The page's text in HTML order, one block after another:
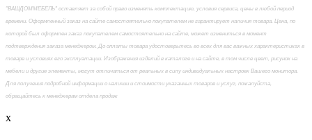
"ВАШДОММЕБЕЛЬ" оставляет за собой право изменять комплектацию, условия сервиса, цены в любой период
времени. Оформленный заказ на сайте самостоятельно покупателем не гарантирует наличия товара. Цена, по
которой был оформлен заказ покупателем самостоятельно на сайте, может измениться в момент
подтверждения заказа менеджером. До оплаты товара удостоверьтесь во всех для вас важных характеристиках в
товаре и условиях его эксплуатации. Изображения изделий в каталоге и на сайте, в том числе цвет, рисунок на
мебели и другие элементы, могут отличаться от реальных в силу индивидуальных настроек Вашего монитора.
Для получения подробной информации о наличии и стоимости указанных товаров и услуг, пожалуйста,
обращайтесь к менеджерам отдела продаж
x